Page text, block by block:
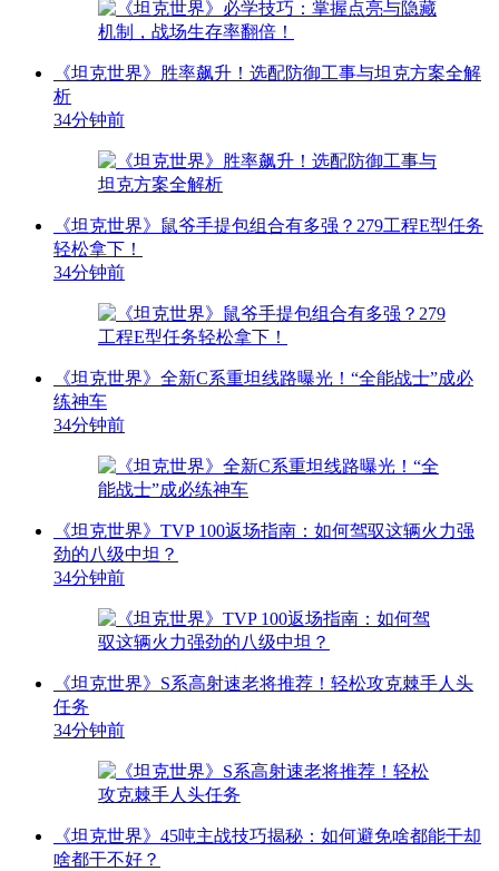
《坦克世界》胜率飙升！选配防御工事与坦克方案全解
析
34分钟前
《坦克世界》鼠爷手提包组合有多强？279工程E型任务
轻松拿下！
34分钟前
《坦克世界》全新C系重坦线路曝光！“全能战士”成必
练神车
34分钟前
《坦克世界》TVP 100返场指南：如何驾驭这辆火力强
劲的八级中坦？
34分钟前
《坦克世界》S系高射速老将推荐！轻松攻克棘手人头
任务
34分钟前
《坦克世界》45吨主战技巧揭秘：如何避免啥都能干却
啥都干不好？